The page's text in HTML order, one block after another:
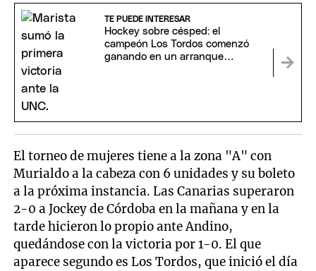
TE PUEDE INTERESAR
Hockey sobre césped: el
campeón Los Tordos comenzó
ganando en un arranque
El torneo de mujeres tiene a la zona "A" con
Murialdo a la cabeza con 6 unidades y su boleto
a la próxima instancia. Las Canarias superaron
2-0 a Jockey de Córdoba en la mañana y en la
tarde hicieron lo propio ante Andino,
quedándose con la victoria por 1-0. El que
aparece segundo es Los Tordos, que inició el día